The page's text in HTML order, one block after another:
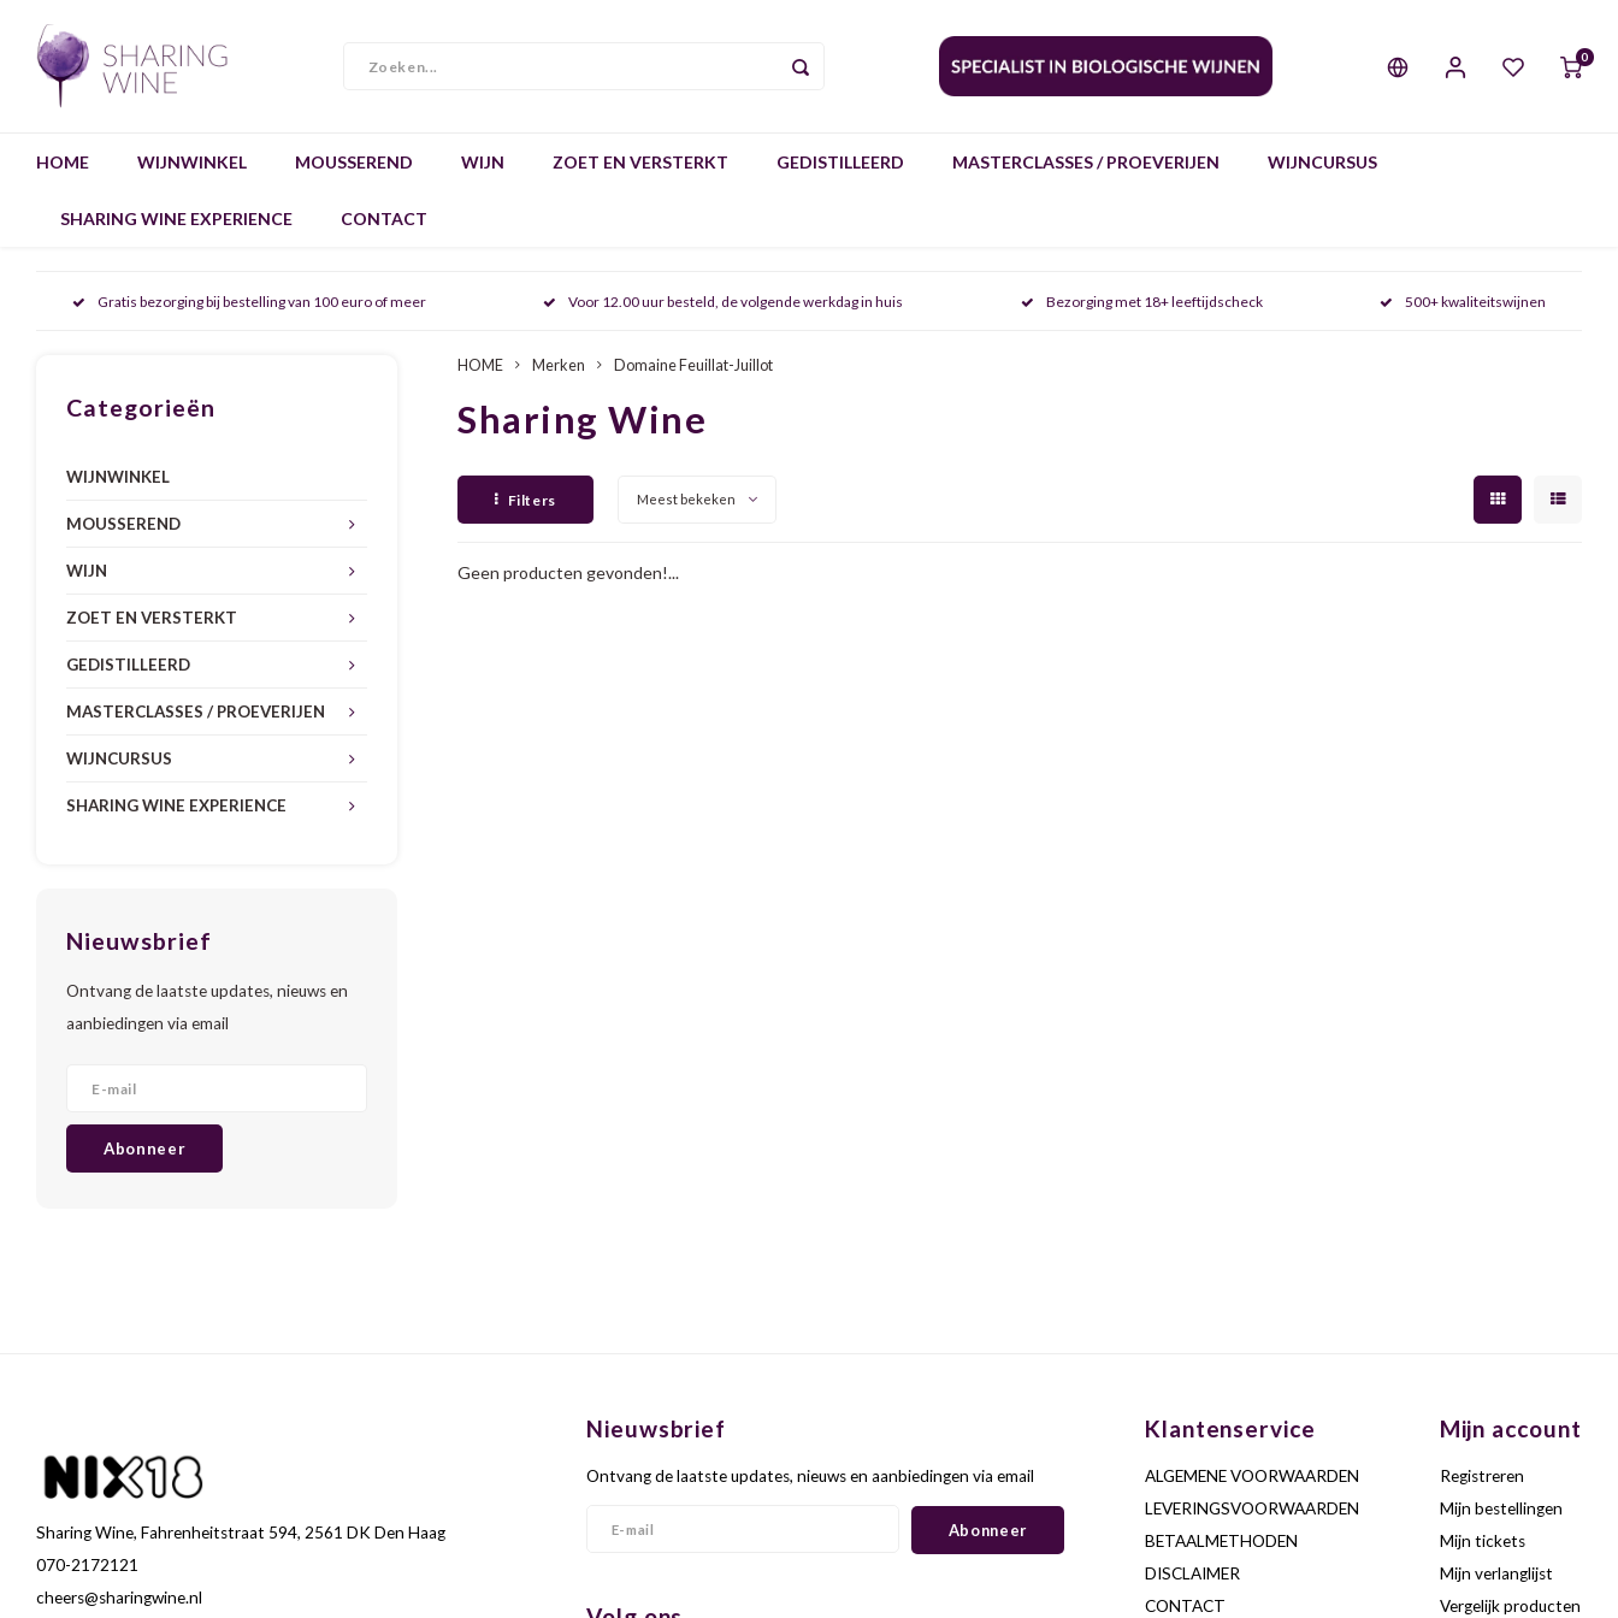
0
HOME WIJNWINKEL MOUSSEREND WIJN ZOET EN VERSTERKT GEDISTILLEERD MASTERCLASSES / PROEVERIJEN WIJNCURSUS
SHARING WINE EXPERIENCE CONTACT
Gratis bezorging bij bestelling van 100 euro of meer Voor 12.00 uur besteld, de volgende werkdag in huis Bezorging met 18+ leeftijdscheck 500+ kwaliteitswijnen
Categorieën
WIJNWINKEL
MOUSSEREND
WIJN
ZOET EN VERSTERKT
GEDISTILLEERD
MASTERCLASSES / PROEVERIJEN
WIJNCURSUS
SHARING WINE EXPERIENCE
Nieuwsbrief
Ontvang de laatste updates, nieuws en
aanbiedingen via email
Abonneer
HOME Merken Domaine Feuillat-Juillot
Sharing Wine
Filters Meest bekeken
Geen producten gevonden!...
Sharing Wine, Fahrenheitstraat 594, 2561 DK Den Haag
070-2172121
cheers@sharingwine.nl
Nieuwsbrief
Ontvang de laatste updates, nieuws en aanbiedingen via email
Abonneer
Klantenservice
ALGEMENE VOORWAARDEN
LEVERINGSVOORWAARDEN
BETAALMETHODEN
DISCLAIMER
CONTACT
Mijn account
Registreren
Mijn bestellingen
Mijn tickets
Mijn verlanglijst
Vergelijk producten